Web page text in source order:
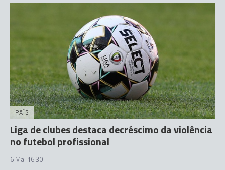
PAÍS
Liga de clubes destaca decréscimo da violência
no futebol profissional
6 Mai 16:30